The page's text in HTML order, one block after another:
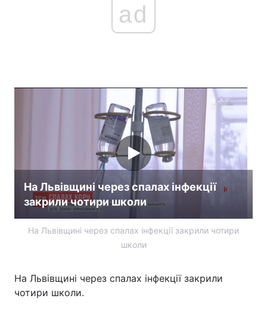
ad
На Львівщині через спалах інфекції
закрили чотири школи
На Львівщині через спалах інфекції закрили чотири
школи
На Львівщині через спалах інфекції закрили
чотири школи.